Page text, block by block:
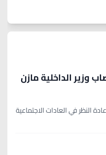
وزير الداخلية مازن
النظر في العادات الاجتماعية